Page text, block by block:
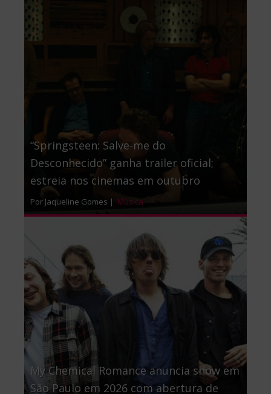
“Springsteen: Salve-me do
Desconhecido” ganha trailer oficial;
estreia nos cinemas em outubro
Por Jaqueline Gomes | Música
My Chemical Romance anuncia show em
São Paulo em 2026 com abertura de